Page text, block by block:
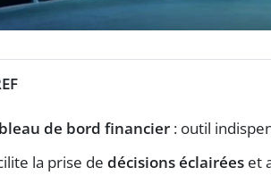
de bord financier : outil
la prise de décisions éclairées et